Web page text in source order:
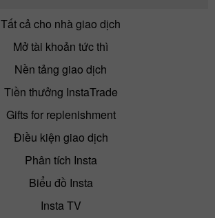
Tất cả cho nhà giao dịch
Mở tài khoản tức thì
Nền tảng giao dịch
Tiền thưởng InstaTrade
Gifts for replenishment
Điều kiện giao dịch
Phân tích Insta
Biểu đồ Insta
Insta TV